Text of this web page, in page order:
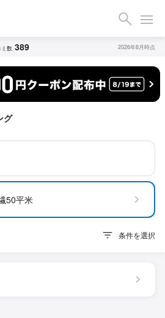
ミ数 389 2026年8月時点
グ
50平米
条件を選択